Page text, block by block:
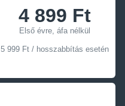
4 899 Ft
Első évre, áfa nélkül
5 999 Ft / hosszabbítás esetén